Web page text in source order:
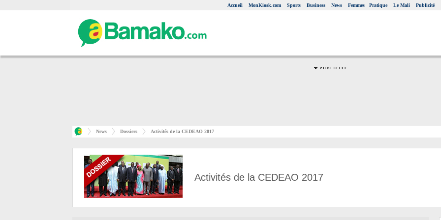
Accueil MonKiosk.com Sports Business News Femmes Pratique Le Mali Publicité
News Dossiers Activités de la CEDEAO 2017
Activités de la CEDEAO 2017